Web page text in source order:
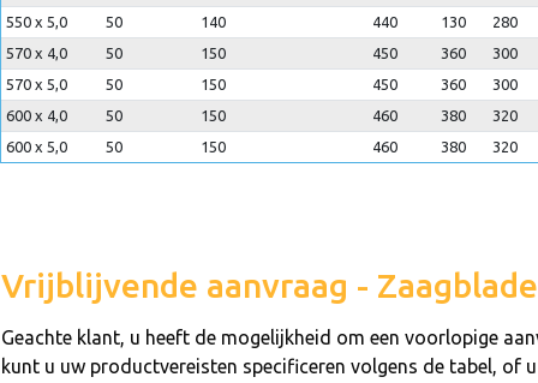
550 x 5,0
50 140 440 130 280
570 x 4,0
50 150 450 360 300
570 x 5,0
50 150 450 360 300
600 x 4,0
50 150 460 380 320
600 x 5,0
50 150 460 380 320
Vrijblijvende aanvraag -
Geachte klant, u heeft de mogelijkheid om een voorlopige
kunt u uw productvereisten specificeren volgens de tabel, of